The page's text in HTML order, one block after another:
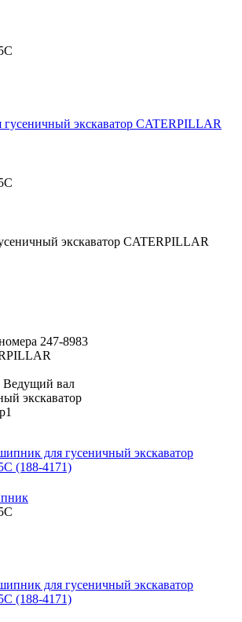
экскаватор CATERPILLAR
247-8983
Ведущий вал
экскаватор